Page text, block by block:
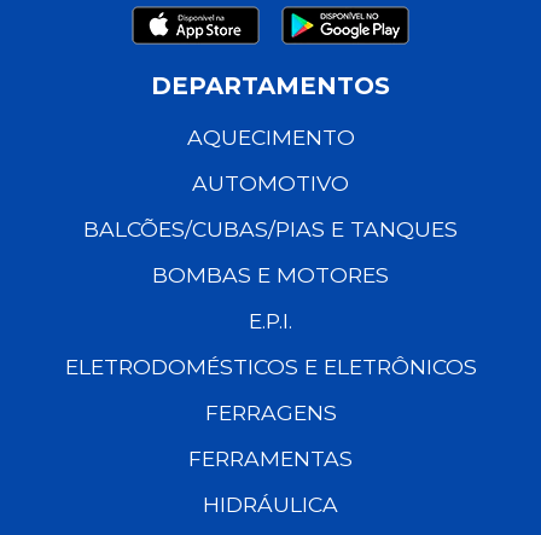
DEPARTAMENTOS
AQUECIMENTO
AUTOMOTIVO
BALCÕES/CUBAS/PIAS E TANQUES
BOMBAS E MOTORES
E.P.I.
ELETRODOMÉSTICOS E ELETRÔNICOS
FERRAGENS
FERRAMENTAS
HIDRÁULICA